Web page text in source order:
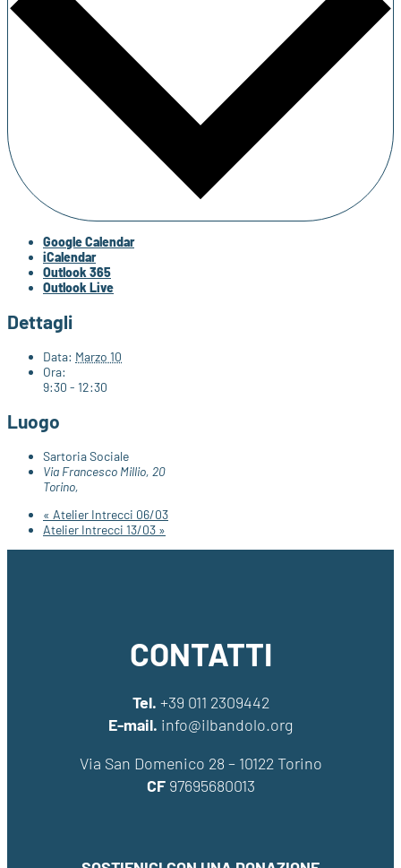
Google Calendar
iCalendar
Outlook 365
Outlook Live
Dettagli
Data: Marzo 10
Ora:
9:30 - 12:30
Luogo
Sartoria Sociale
Via Francesco Millio, 20
Torino,
« Atelier Intrecci 06/03
Atelier Intrecci 13/03 »
CONTATTI
Tel. +39 011 2309442
E-mail. info@ilbandolo.org
Via San Domenico 28 – 10122 Torino
CF97695680013